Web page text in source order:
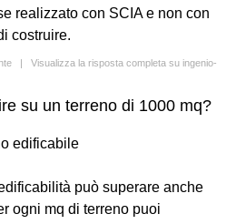
realizzato con SCIA e non con
costruire.
| Visualizza la risposta completa su ingenio-
su un terreno di 1000 mq?
edificabile
può superare anche
ogni mq di terreno puoi